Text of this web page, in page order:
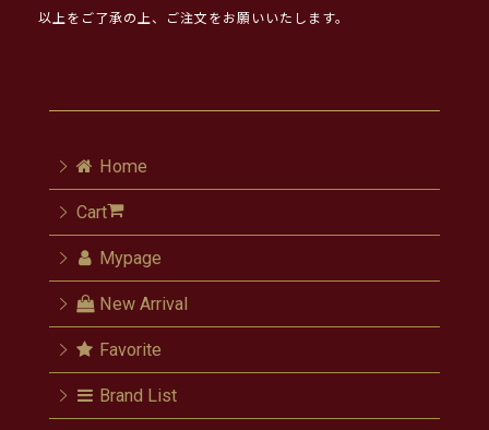
以上をご了承の上、ご注文をお願いいたします。
Home
Cart
Mypage
New Arrival
Favorite
Brand List